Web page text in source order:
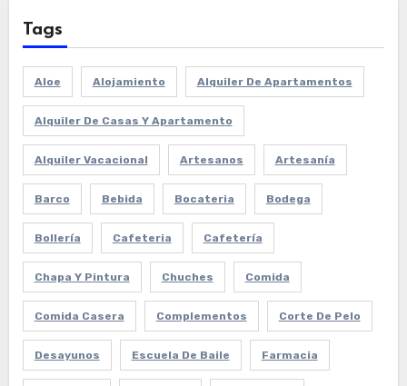
Tags
Aloe Alojamiento Alquiler De Apartamentos
Alquiler De Casas Y Apartamento
Alquiler Vacacional Artesanos Artesanía
Barco Bebida Bocateria Bodega
Bollería Cafeteria Cafetería
Chapa Y Pintura Chuches Comida
Comida Casera Complementos Corte De Pelo
Desayunos Escuela De Baile Farmacia